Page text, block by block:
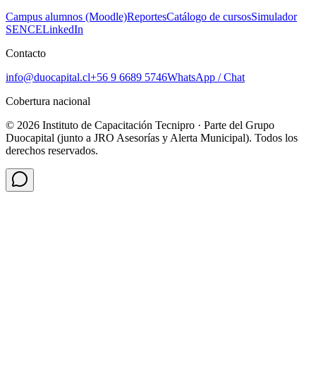
Campus alumnos (Moodle)ReportesCatálogo de cursosSimulador
SENCELinkedIn
Contacto
info@duocapital.cl+56 9 6689 5746WhatsApp / Chat
Cobertura nacional
© 2026 Instituto de Capacitación Tecnipro · Parte del Grupo
Duocapital (junto a JRO Asesorías y Alerta Municipal). Todos los
derechos reservados.